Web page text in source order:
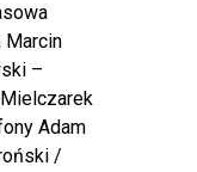
Marcin
–
Adam
/